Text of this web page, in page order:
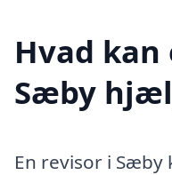
Hvad kan
Sæby
En revisor i